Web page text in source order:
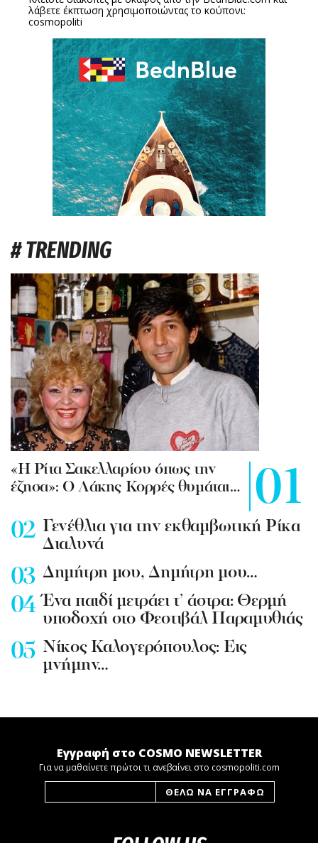
λάβετε έκπτωση χρησιμοποιώντας το κούπονι:
cosmopoliti
# TRENDING
«Η Ρίτα Σακελλαρίου όπως την
έζησα»: Ο Λάκης Κορρές θυμάται…
Γενέθλια για την εκθαμβωτική Ρίκα
Διαλυνά
Δημήτρη μου, Δημήτρη μου…
Ένα παιδί μετράει τ’ άστρα: Θερμή
υποδοχή στο Φεστιβάλ Παραμυθιάς
Νίκος Καλογερόπουλος: Εις
μνήμην…
Εγγραφή στο COSMO NEWSLETTER
Για να μαθαίνετε πρώτοι τι ανεβαίνει στο cosmopoliti.com